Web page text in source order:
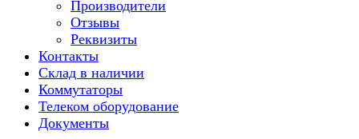
Производители
Отзывы
Реквизиты
Контакты
Склад в наличии
Коммутаторы
Телеком оборудование
Документы